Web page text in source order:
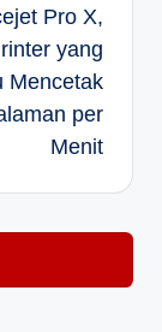
Pro X,
yang
Mencetak
per
Menit